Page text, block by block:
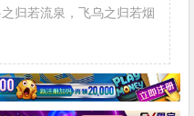
归若流泉，飞乌之归若烟